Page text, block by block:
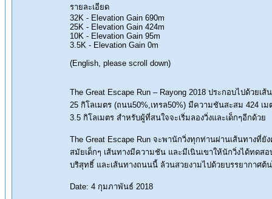
รายละเอียด
32K - Elevation Gain 690m
25K - Elevation Gain 424m
10K - Elevation Gain 95m
3.5K - Elevation Gain 0m
(English, please scroll down)
The Great Escape Run – Rayong 2018 ประกอบไปด้วย
25 กิโลเมตร (ถนน50%,เทรล50%) มีความชันสะสม 424 เ
3.5 กิโลเมตร สำหรับผู้ที่สนใจจะเริ่มลองวิ่งและเด็กๆอีกด้วย
The Great Escape Run จะพานักวิ่งทุกท่านผ่านเส้นทางที่
สมัยเด็กๆ เส้นทางมีความชัน และมีเนินเขาให้นักวิ่งได้ทดส
บริสุทธิ์ และเส้นทางถนนนี้ ล้วนสวยงามไปด้วยบรรยากาศ
Date: 4 กุมภาพันธ์ 2018